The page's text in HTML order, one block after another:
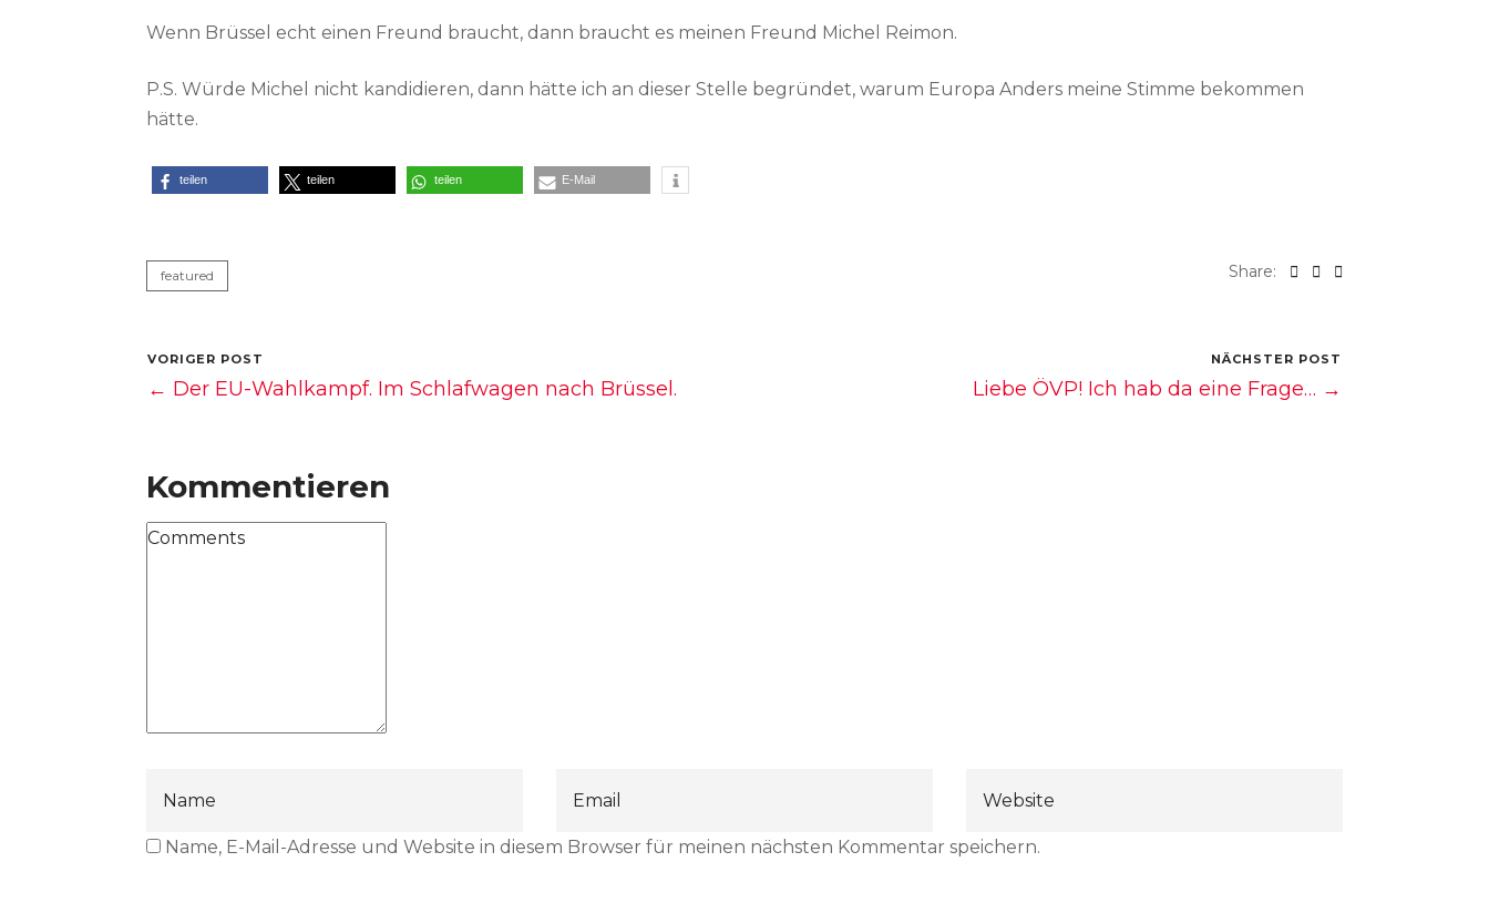
Wenn Brüssel echt einen Freund braucht, dann braucht es meinen Freund Michel Reimon.
P.S. Würde Michel nicht kandidieren, dann hätte ich an dieser Stelle begründet, warum Europa Anders meine Stimme bekommen
hätte.
teilen teilen teilen E-Mail
featured Share:
VORIGER POST
← Der EU-Wahlkampf. Im Schlafwagen nach Brüssel.
NÄCHSTER POST
Liebe ÖVP! Ich hab da eine Frage… →
Kommentieren
Name, E-Mail-Adresse und Website in diesem Browser für meinen nächsten Kommentar speichern.